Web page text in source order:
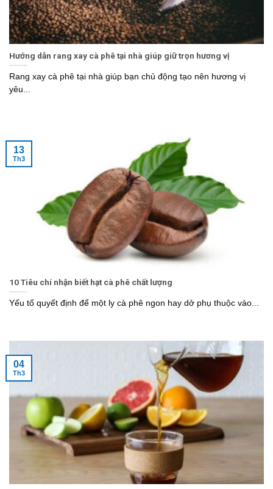
Hướng dẫn rang xay cà phê tại nhà giúp giữ trọn hương vị
Rang xay cà phê tại nhà giúp bạn chủ động tạo nên hương vị
yêu...
10 Tiêu chí nhận biết hạt cà phê chất lượng
Yếu tố quyết định để một ly cà phê ngon hay dở phụ thuộc vào...
13
Th3
04
Th3